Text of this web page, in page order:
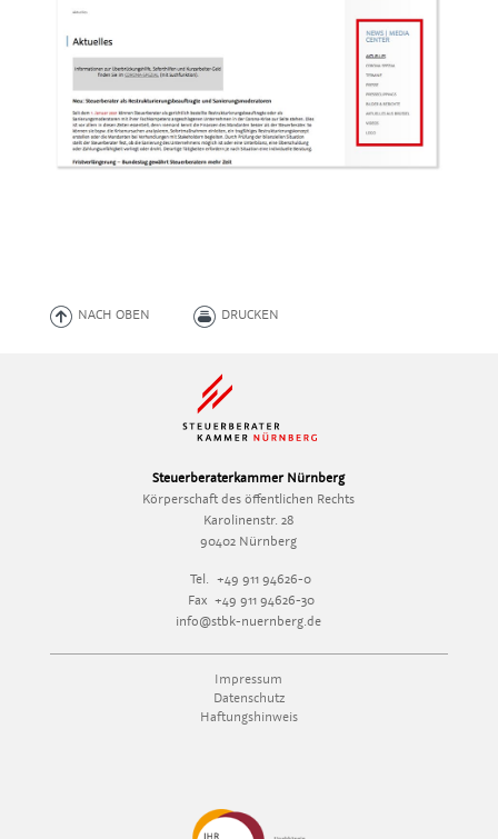
NACH OBEN DRUCKEN
Steuerberaterkammer Nürnberg
Körperschaft des öffentlichen Rechts
Karolinenstr. 28
90402 Nürnberg
Tel.
+49 911 94626-0
Fax +49 911 94626-30
info@stbk-nuernberg.de
Impressum
Datenschutz
Haftungshinweis